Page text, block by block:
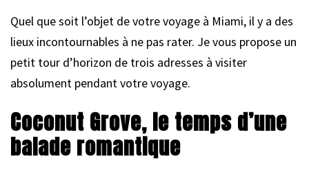
Quel que soit l’objet de votre voyage à Miami, il y a des
lieux incontournables à ne pas rater. Je vous propose un
petit tour d’horizon de trois adresses à visiter
absolument pendant votre voyage.
Coconut Grove, le temps d’une
balade romantique